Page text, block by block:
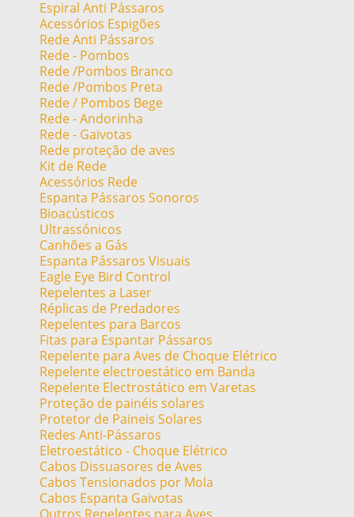
Espiral Anti Pássaros
Acessórios Espigões
Rede Anti Pássaros
Rede - Pombos
Rede /Pombos Branco
Rede /Pombos Preta
Rede / Pombos Bege
Rede - Andorinha
Rede - Gaivotas
Rede proteção de aves
Kit de Rede
Acessórios Rede
Espanta Pássaros Sonoros
Bioacústicos
Ultrassónicos
Canhões a Gás
Espanta Pássaros Visuais
Eagle Eye Bird Control
Repelentes a Laser
Réplicas de Predadores
Repelentes para Barcos
Fitas para Espantar Pássaros
Repelente para Aves de Choque Elétrico
Repelente electroestático em Banda
Repelente Electrostático em Varetas
Proteção de painéis solares
Protetor de Paineis Solares
Redes Anti-Pássaros
Eletroestático - Choque Elétrico
Cabos Dissuasores de Aves
Cabos Tensionados por Mola
Cabos Espanta Gaivotas